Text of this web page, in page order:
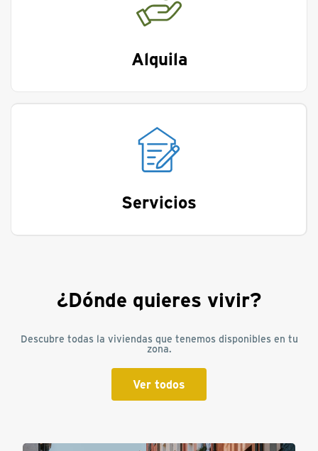
Alquila
Servicios
¿Dónde quieres vivir?
Descubre todas la viviendas que tenemos disponibles en tu
zona.
Ver todos